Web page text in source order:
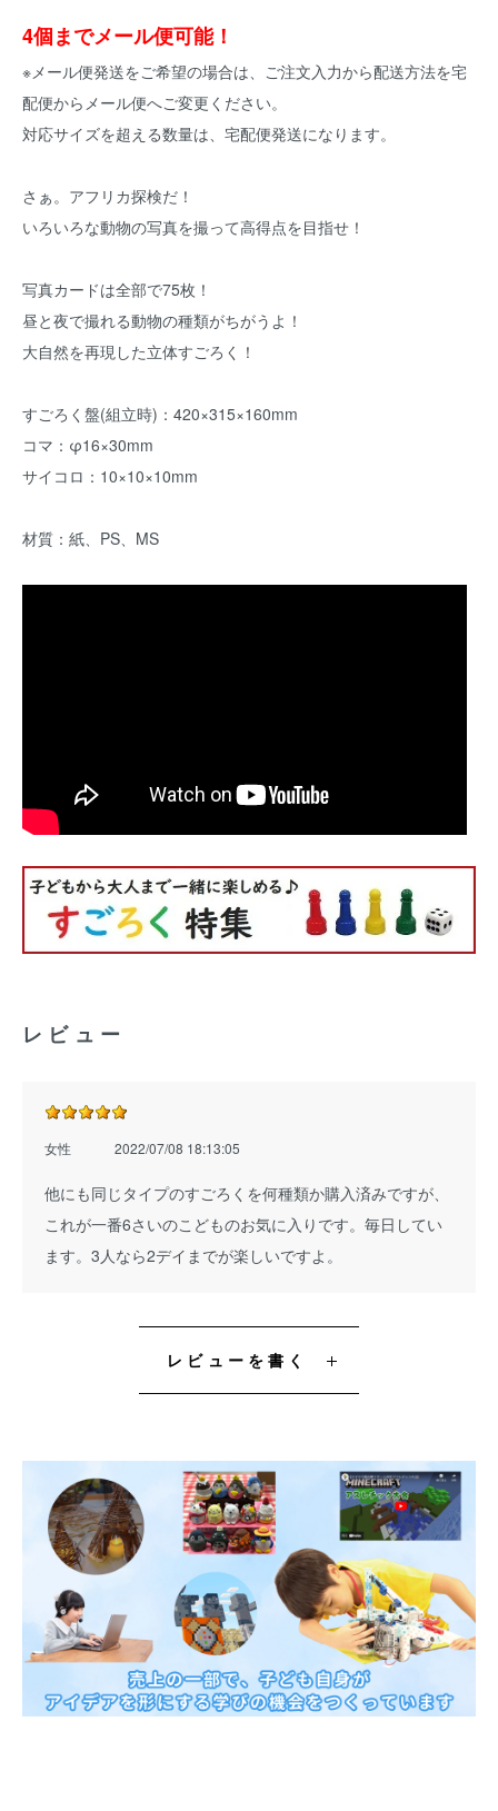
4個までメール便可能！
※メール便発送をご希望の場合は、ご注文入力から配送方法を宅
配便からメール便へご変更ください。
対応サイズを超える数量は、宅配便発送になります。
さぁ。アフリカ探検だ！
いろいろな動物の写真を撮って高得点を目指せ！
写真カードは全部で75枚！
昼と夜で撮れる動物の種類がちがうよ！
大自然を再現した立体すごろく！
すごろく盤(組立時)：420×315×160mm
コマ：φ16×30mm
サイコロ：10×10×10mm
材質：紙、PS、MS
レビュー
女性 2022/07/08 18:13:05
他にも同じタイプのすごろくを何種類か購入済みですが、
これが一番6さいのこどものお気に入りです。毎日してい
ます。3人なら2デイまでが楽しいですよ。
レビューを書く